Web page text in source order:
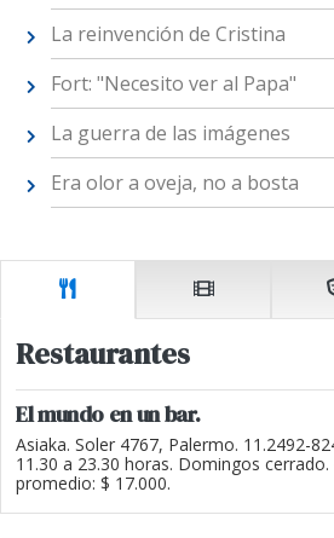
La reinvención de Cristina
Fort: "Necesito ver al Papa"
La guerra de las imágenes
Era olor a oveja, no a bosta
Restaurantes
El mundo en un bar.
Asiaka. Soler 4767, Palermo. 11.2492-
11.30 a 23.30 horas. Domingos
promedio: $ 17.000.